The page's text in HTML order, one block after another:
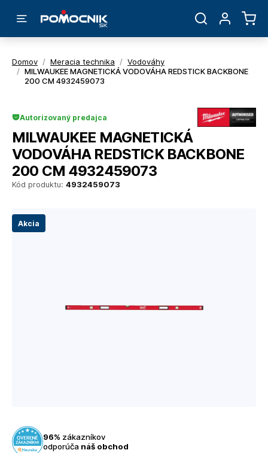
Domov / Meracia technika / Vodováhy
/ MILWAUKEE MAGNETICKÁ VODOVÁHA REDSTICK BACKBONE
200 CM 4932459073
Akcia
Kód produktu: 4932459073
Autorizovaný predajca
MILWAUKEE MAGNETICKÁ
VODOVÁHA REDSTICK BACKBONE
200 CM 4932459073
96% zákazníkov
odporúča náš obchod